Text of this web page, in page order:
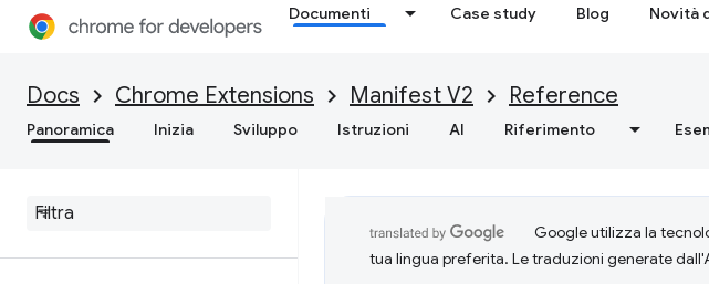
Documenti Case study Blog Novità
Docs Chrome Extensions Manifest V2 Reference
Panoramica Inizia Sviluppo Istruzioni AI Riferimento
Google utilizza la
tua lingua preferita. Le traduzioni generate